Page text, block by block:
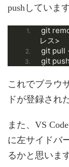
pushしていま
git
レス>
git pull
git
これでブラウ
ドが登録され
また、VS
に左サイドバ
るかと思います